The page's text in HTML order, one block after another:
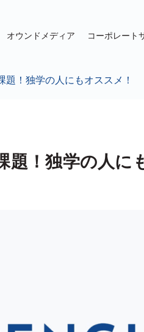
オウンドメディア コーポレート
題！独学の人にもオススメ！
題！独学の人に